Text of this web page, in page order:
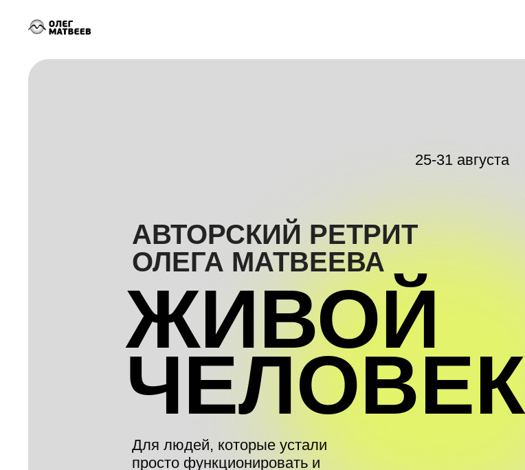
ЖИВОЙ
ЧЕЛОВЕК
Для людей, которые устали
просто функционировать и
АВТОРСКИЙ РЕТРИТ
ОЛЕГА МАТВЕЕВА
25-31 августа